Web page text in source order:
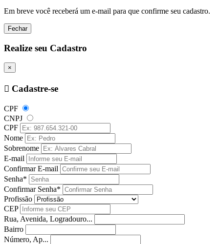
Em breve você receberá um e-mail para que confirme seu cadastro.
Fechar
Realize seu Cadastro
×
Cadastre-se
CPF
CNPJ
CPF
Nome
Sobrenome
E-mail
Confirmar E-mail
Senha*
Confirmar Senha*
Profissão
CEP
Rua, Avenida, Logradouro...
Bairro
Número, Ap...